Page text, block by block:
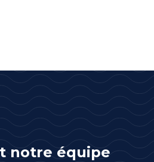
notre équipe